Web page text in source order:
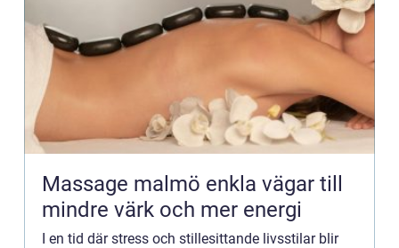
Massage malmö enkla vägar till
mindre värk och mer energi
I en tid där stress och stillesittande livsstilar blir